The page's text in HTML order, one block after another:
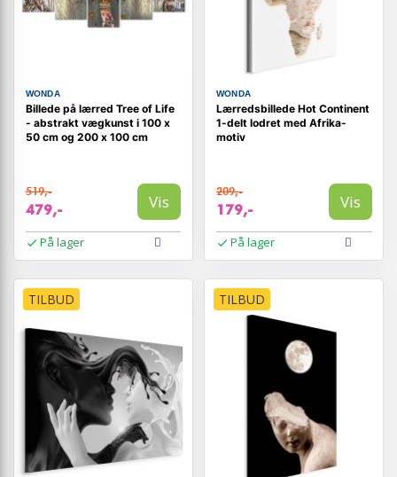
WONDA
Billede på lærred Tree of Life
- abstrakt vægkunst i 100 x
50 cm og 200 x 100 cm
519,-
479,- Vis
På lager
WONDA
Lærredsbillede Hot Continent
1-delt lodret med Afrika-
motiv
209,-
179,- Vis
På lager
TILBUD TILBUD